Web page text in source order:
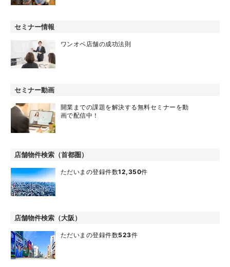
セミナー情報
ワンオペ店舗の成功法則
セミナー動画
開業までの課題を解決する無料セミナーを動
画で配信中！
店舗物件検索（首都圏）
ただいまの登録件数12,350件
店舗物件検索（大阪）
ただいまの登録件数523件